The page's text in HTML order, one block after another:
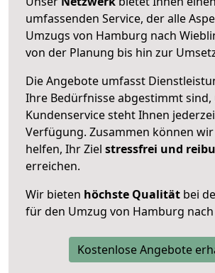
umfassenden Service, der alle
Umzugs von Hamburg nach
von der Planung bis hin zur
Die Angebote umfasst
Ihre Bedürfnisse abgestimmt
Kundenservice steht Ihnen
Verfügung. Zusammen können
helfen, Ihr Ziel stressfrei und
erreichen.
Wir bieten höchste Qualität bei
für den Umzug von Hamburg
Kostenlose Angebote